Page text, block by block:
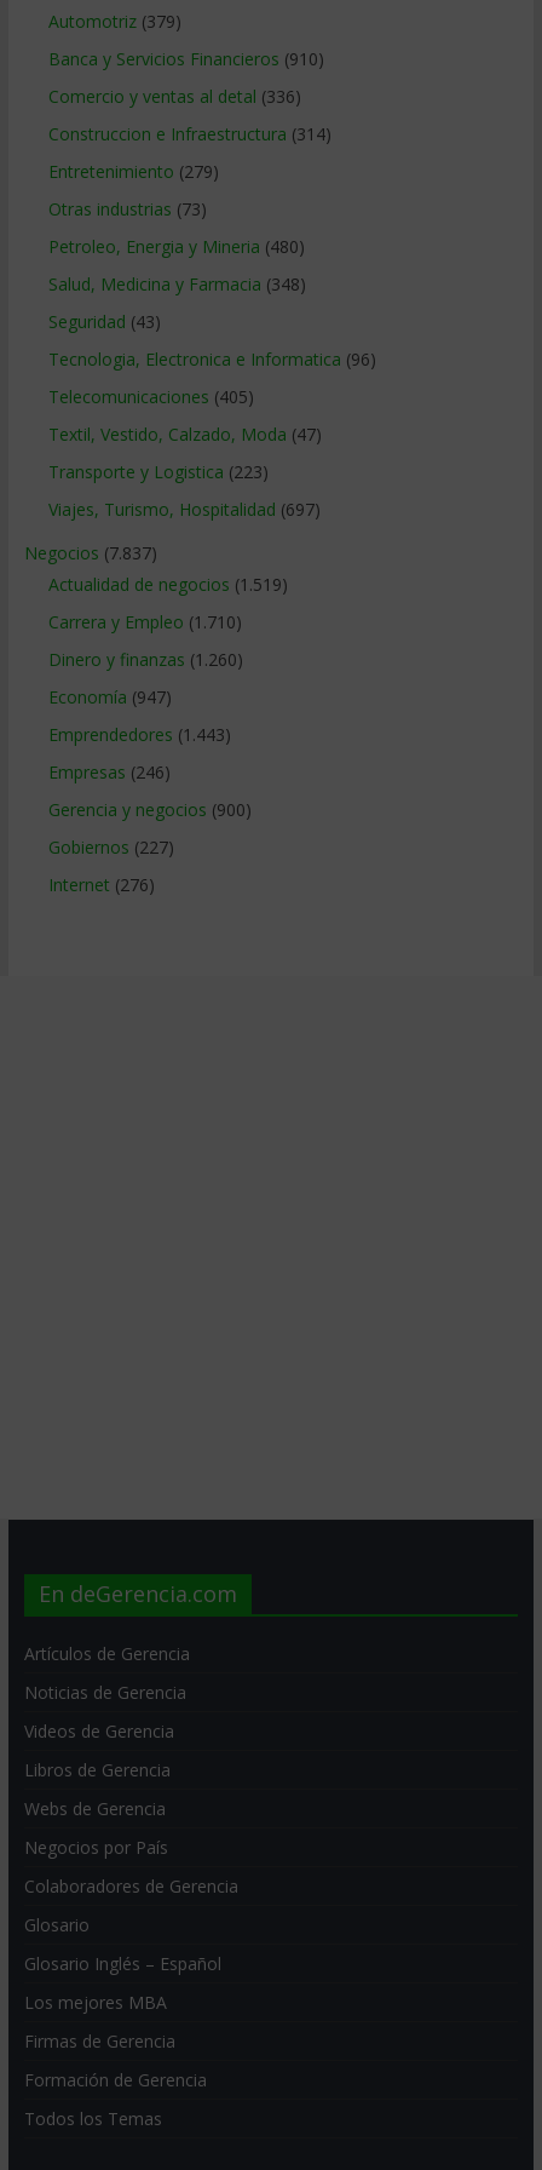
Automotriz(379)
Banca y Servicios Financieros (910)
Comercio y ventas al detal (336)
Construccion e Infraestructura (314)
Entretenimiento (279)
Otras industrias (73)
Petroleo, Energia y Mineria (480)
Salud, Medicina y Farmacia (348)
Seguridad (43)
Tecnologia, Electronica e Informatica (96)
Telecomunicaciones (405)
Textil, Vestido, Calzado, Moda (47)
Transporte y Logistica (223)
Viajes, Turismo, Hospitalidad (697)
Negocios (7.837)
Actualidad de negocios (1.519)
Carrera y Empleo (1.710)
Dinero y finanzas (1.260)
Economía (947)
Emprendedores (1.443)
Empresas (246)
Gerencia y negocios (900)
Gobiernos (227)
Internet (276)
En deGerencia.com
Artículos de Gerencia
Noticias de Gerencia
Videos de Gerencia
Libros de Gerencia
Webs de Gerencia
Negocios por País
Colaboradores de Gerencia
Glosario
Glosario Inglés – Español
Los mejores MBA
Firmas de Gerencia
Formación de Gerencia
Todos los Temas